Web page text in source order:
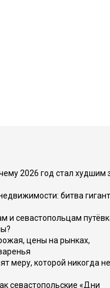
2026 год стал худшим
битва
и севастопольцам
цены на рынках,
меру, которой никогда
севастопольские «Дни